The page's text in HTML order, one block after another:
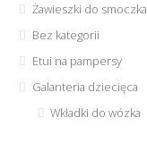
Żawieszki do smoczka
Bez kategorii
Etui na pampersy
Galanteria dziecięca
Wkładki do wózka